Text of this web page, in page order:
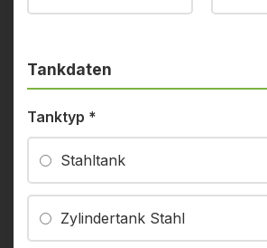
Tankdaten
Tanktyp *
Stahltank
Zylindertank Stahl